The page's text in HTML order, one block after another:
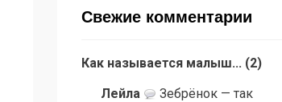
Свежие комментарии
Как называется малыш... (2)
Лейла
Зебрёнок — так